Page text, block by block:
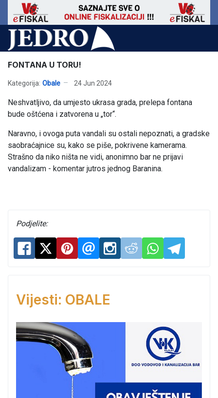
FONTANA U TORU!
Kategorija: Obale 24 Jun 2024
Neshvatljivo, da umjesto ukrasa grada, prelepa fontana
bude oštćena i zatvorena u „tor“.
Naravno, i ovoga puta vandali su ostali nepoznati, a gradske
saobraćajnice su, kako se piše, pokrivene kamerama.
Strašno da niko ništa ne vidi, anonimno bar ne prijavi
vandalizam - komentar jutros jednog Baranina.
Podjelite:
Vijesti: OBALE